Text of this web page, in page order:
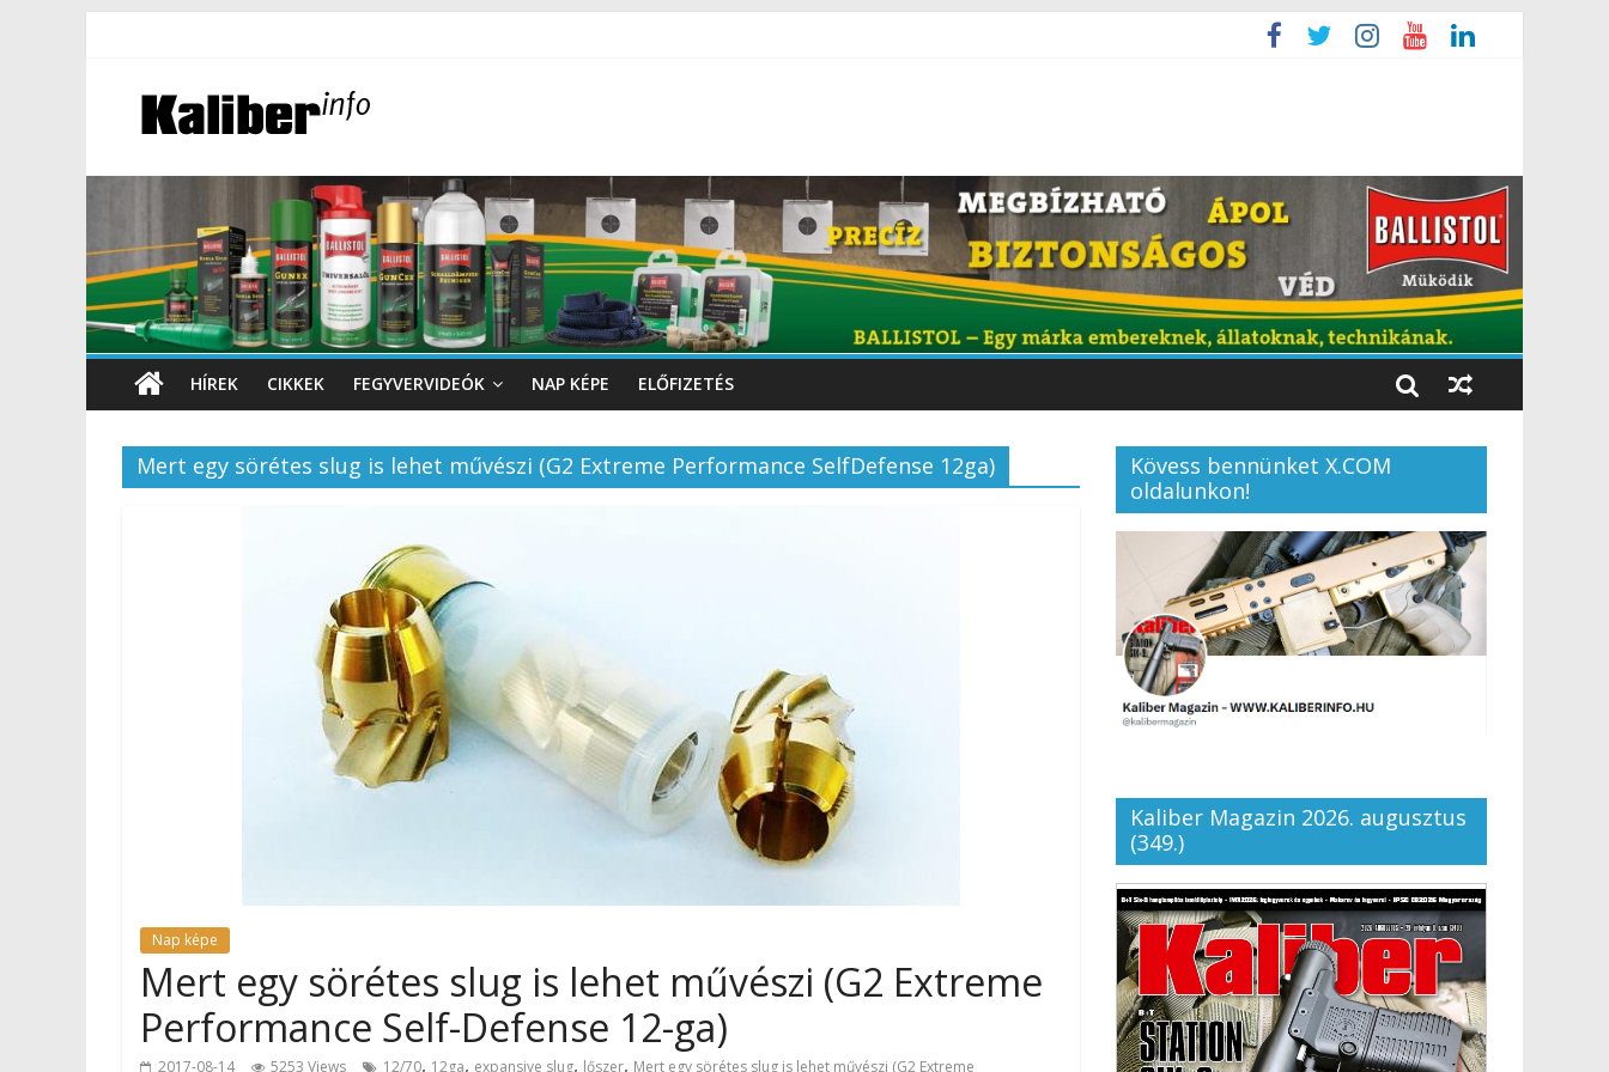
HÍREK CIKKEK FEGYVERVIDEÓK NAP KÉPE ELŐFIZETÉS
Mert egy sörétes slug is lehet művészi (G2 Extreme Performance SelfDefense 12ga)
Nap képe
Mert egy sörétes slug is lehet művészi (G2 Extreme
Performance Self-Defense 12-ga)
2017-08-14 5253 Views 12/70, 12ga, expansive slug, lőszer, Mert egy sörétes slug is lehet művészi (G2 Extreme
Kövess bennünket X.COM
oldalunkon!
Kaliber Magazin 2026. augusztus
(349.)